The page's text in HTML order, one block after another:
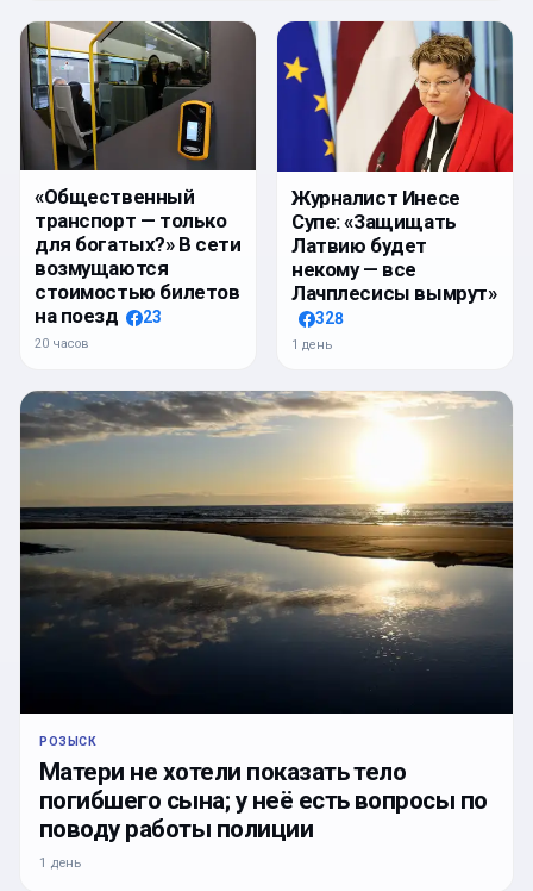
«Общественный
транспорт — только
для богатых?» В сети
возмущаются
стоимостью билетов
на поезд
23
20 часов
Журналист Инесе
Супе: «Защищать
Латвию будет
некому — все
Лачплесисы вымрут»
328
1 день
РОЗЫСК
Матери не хотели показать тело
погибшего сына; у неё есть вопросы по
поводу работы полиции
1 день